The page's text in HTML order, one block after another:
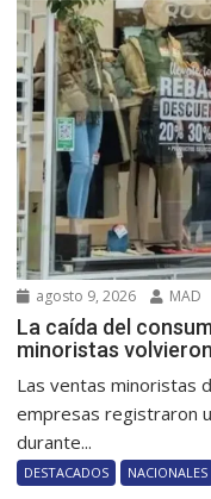
agosto 9, 2026 MAD
La caída del
minoristas
Las ventas minoristas
empresas registraron
durante...
DESTACADOS NACIONALES